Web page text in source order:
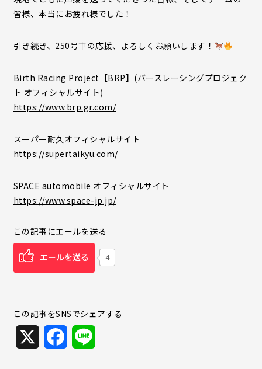
皆様、本当にお疲れ様でした！
引き続き、250号車の応援、よろしくお願いします！
Birth Racing Project【BRP】(バースレーシングプロジェク
ト オフィシャルサイト)
https://www.brp.gr.com/
スーパー耐久オフィシャルサイト
https://supertaikyu.com/
SPACE automobile オフィシャルサイト
https://www.space-jp.jp/
この記事にエールを送る
エールを送る 4
この記事をSNSでシェアする